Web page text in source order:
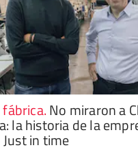
.No miraron a
la historia de la
in time